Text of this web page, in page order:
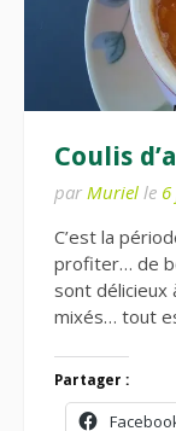
Coulis
par Muriel le
C’est la
profiter… de
sont délicieux
mixés… tout
Partager :